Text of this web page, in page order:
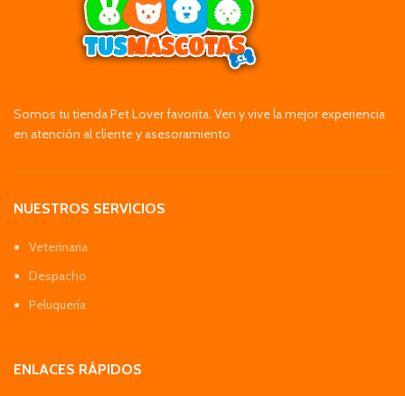
Somos tu tienda Pet Lover favorita. Ven y vive la mejor experiencia
en atención al cliente y asesoramiento
NUESTROS SERVICIOS
Veterinaria
Despacho
Peluquería
ENLACES RÁPIDOS